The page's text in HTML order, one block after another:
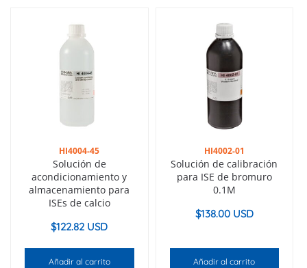
HI4004-45
Solución de
acondicionamiento y
almacenamiento para
ISEs de calcio
$122.82 USD
Añadir al carrito
HI4002-01
Solución de calibración
para ISE de bromuro
0.1M
$138.00 USD
Añadir al carrito